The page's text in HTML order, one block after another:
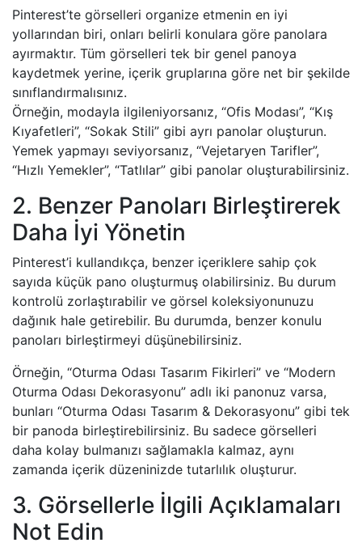
Pinterest’te görselleri organize etmenin en iyi
yollarından biri, onları belirli konulara göre panolara
ayırmaktır. Tüm görselleri tek bir genel panoya
kaydetmek yerine, içerik gruplarına göre net bir şekilde
sınıflandırmalısınız.
Örneğin, modayla ilgileniyorsanız, “Ofis Modası”, “Kış
Kıyafetleri”, “Sokak Stili” gibi ayrı panolar oluşturun.
Yemek yapmayı seviyorsanız, “Vejetaryen Tarifler”,
“Hızlı Yemekler”, “Tatlılar” gibi panolar oluşturabilirsiniz.
2. Benzer Panoları Birleştirerek
Daha İyi Yönetin
Pinterest’i kullandıkça, benzer içeriklere sahip çok
sayıda küçük pano oluşturmuş olabilirsiniz. Bu durum
kontrolü zorlaştırabilir ve görsel koleksiyonunuzu
dağınık hale getirebilir. Bu durumda, benzer konulu
panoları birleştirmeyi düşünebilirsiniz.
Örneğin, “Oturma Odası Tasarım Fikirleri” ve “Modern
Oturma Odası Dekorasyonu” adlı iki panonuz varsa,
bunları “Oturma Odası Tasarım & Dekorasyonu” gibi tek
bir panoda birleştirebilirsiniz. Bu sadece görselleri
daha kolay bulmanızı sağlamakla kalmaz, aynı
zamanda içerik düzeninizde tutarlılık oluşturur.
3. Görsellerle İlgili Açıklamaları
Not Edin